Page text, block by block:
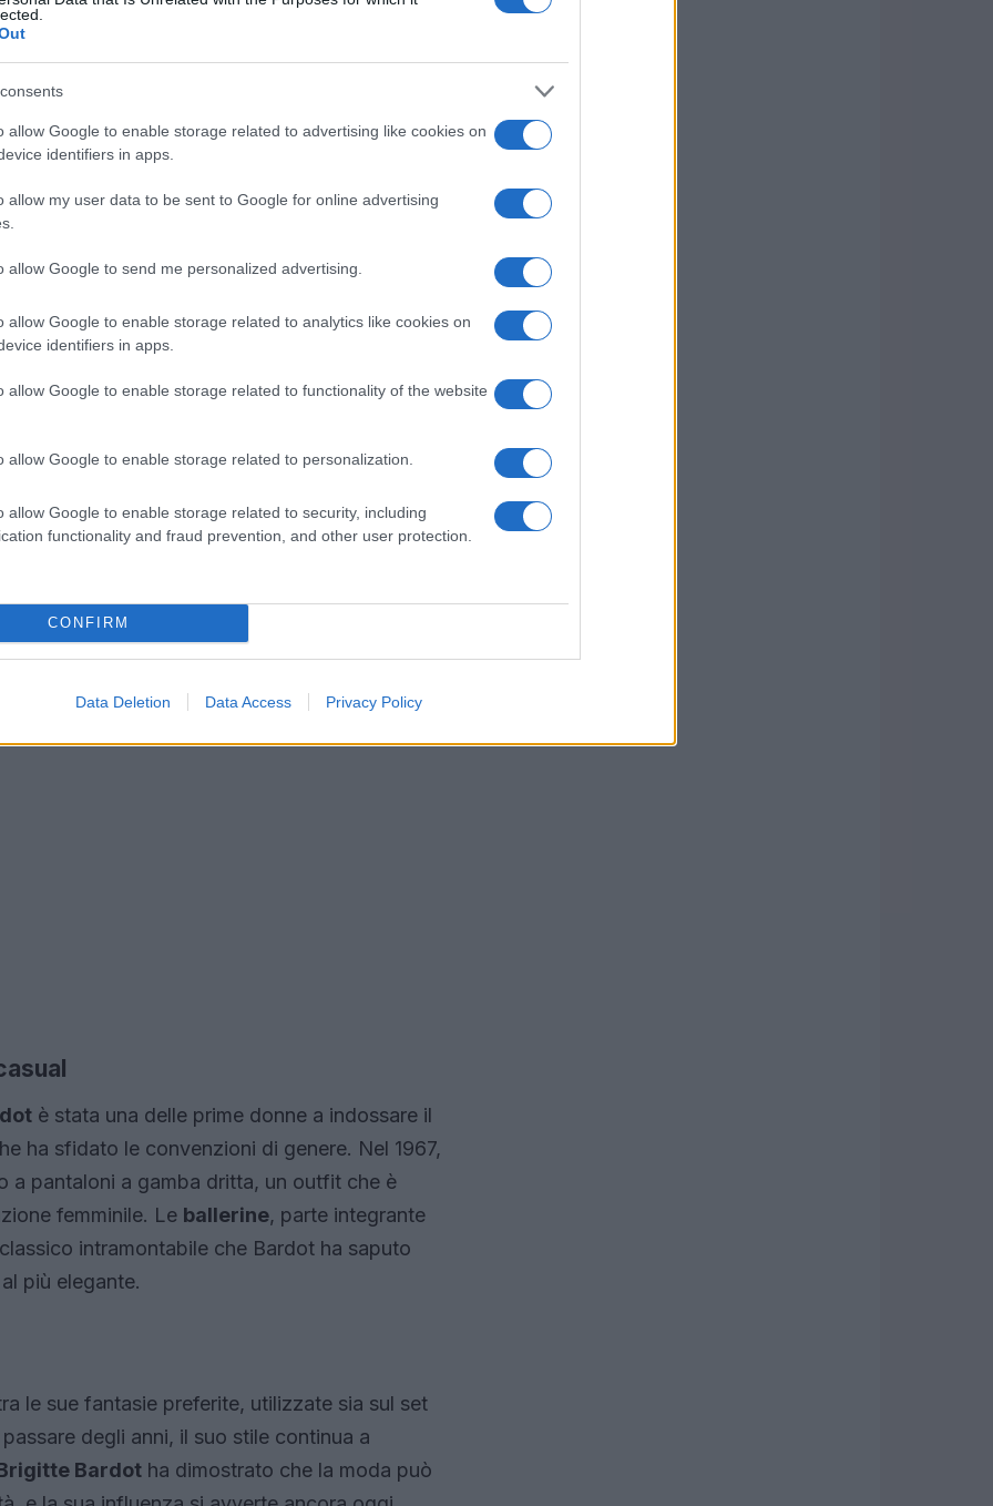
allow Google to enable storage related to advertising like cookies on
identifiers in apps.
allow my user data to be sent to Google for online advertising
allow Google to send me personalized advertising.
allow Google to enable storage related to analytics like cookies on
identifiers in apps.
allow Google to enable storage related to functionality of the website
allow Google to enable storage related to personalization.
allow Google to enable storage related to security, including
functionality and fraud prevention, and other user protection.
CONFIRM
Data Deletion Data Access Privacy Policy
e il suo iconico broncio, ha creato uno
aPariginel 1934, ha sempre sfidato le
nuovo concetto di femminilità audace e
nel 1952 con il film
di successi. Brigitte Bardot ha catturato
una vera musa per molti, tra cui
quadro. La sua presenza a Saint Tropezha
di stile e glamour.
Bardot
e propria
, indossato con disinvoltura sulle spiagge
ma anche raffinato, e ha contribuito a
è stata una delle prime donne a indossare il
ha sfidato le convenzioni di genere. Nel 1967,
pantaloni a gamba dritta, un outfit che è
femminile. Le ballerine, parte integrante
intramontabile che Bardot ha saputo
più elegante.
le sue fantasie preferite, utilizzate sia sul set
degli anni, il suo stile continua a
Bardot ha dimostrato che la moda può